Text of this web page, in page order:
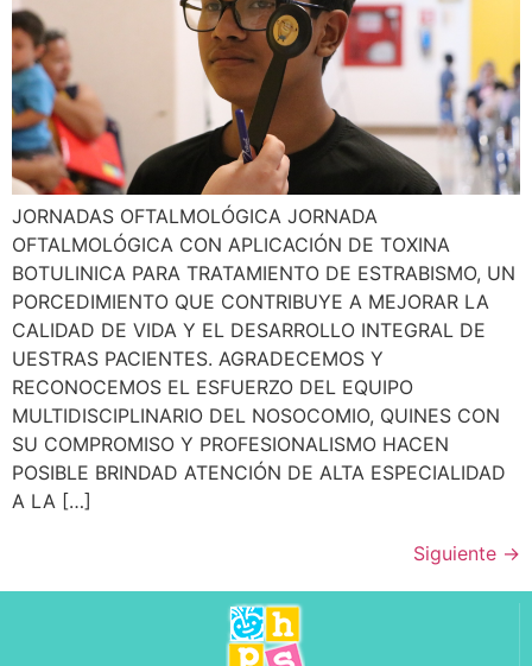
JORNADAS OFTALMOLÓGICA JORNADA
OFTALMOLÓGICA CON APLICACIÓN DE TOXINA
BOTULINICA PARA TRATAMIENTO DE ESTRABISMO, UN
PORCEDIMIENTO QUE CONTRIBUYE A MEJORAR LA
CALIDAD DE VIDA Y EL DESARROLLO INTEGRAL DE
UESTRAS PACIENTES. AGRADECEMOS Y
RECONOCEMOS EL ESFUERZO DEL EQUIPO
MULTIDISCIPLINARIO DEL NOSOCOMIO, QUINES CON
SU COMPROMISO Y PROFESIONALISMO HACEN
POSIBLE BRINDAD ATENCIÓN DE ALTA ESPECIALIDAD
A LA […]
Siguiente →